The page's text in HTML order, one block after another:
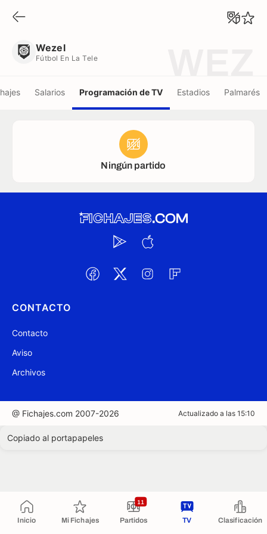
Inicio Mi Fichajes Partidos
11
TV Clasificación
Wezel
Fútbol En La Tele
Salarios Programación de TV Estadios Palmarés
Ningún partido
CONTACTO
Contacto
Aviso
Archivos
@ Fichajes.com 2007-2026 Actualizado a las 15:10
Copiado al portapapeles